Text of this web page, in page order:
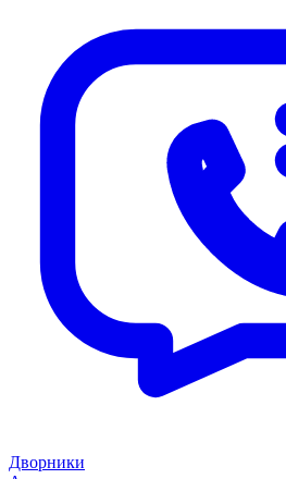
Дворники